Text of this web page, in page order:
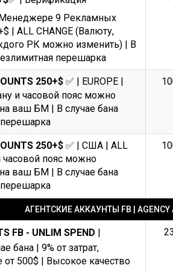
Менеджере 9 Рекламных
| ALL CHANGE (Валюту,
РК можно изменить) | В
перешарка
250+$✅ | EUROPE |
и часовой пояс можно
ваш БМ | В случае бана
250+$✅ | США | ALL
часовой пояс можно
ваш БМ | В случае бана
АГЕНТСКИЕ АККАУНТЫ FB | AGENCY
FB - UNLIM SPEND |
бана | 9% от затрат,
500$ | Высокое качество
23
(шт)
$